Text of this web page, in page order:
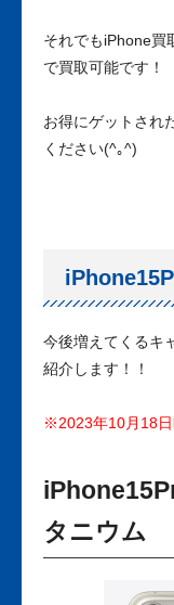
それでもiPhone買
で買取可能です！
お得にゲットされ
ください(^｡^)
今後増えてくるキ
紹介します！！
※2023年10月18日
タニウム